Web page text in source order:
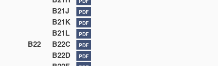
B21J PDF
B21K PDF
B21L PDF
B22 B22C PDF
B22D PDF